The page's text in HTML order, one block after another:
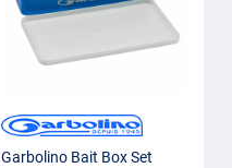
Garbolino Bait Box Set